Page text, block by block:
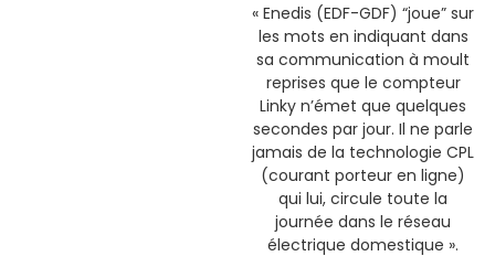
« Enedis (EDF-GDF) “joue” sur
les mots en indiquant dans
sa communication à moult
reprises que le compteur
Linky n’émet que quelques
secondes par jour. Il ne parle
jamais de la technologie CPL
(courant porteur en ligne)
qui lui, circule toute la
journée dans le réseau
électrique domestique ».